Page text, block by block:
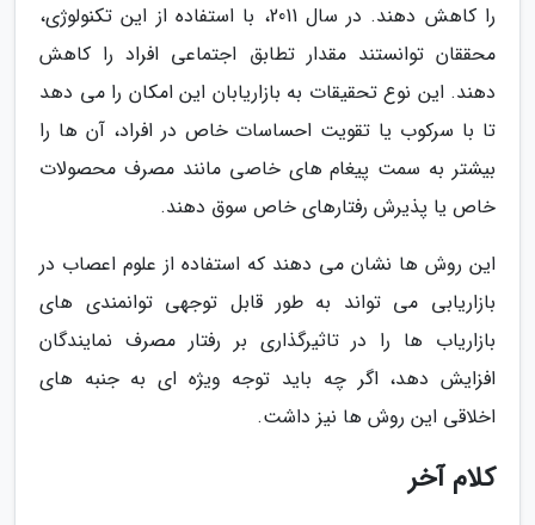
را کاهش دهند. در سال 2011، با استفاده از این تکنولوژی،
محققان توانستند مقدار تطابق اجتماعی افراد را کاهش
دهند. این نوع تحقیقات به بازاریابان این امکان را می دهد
تا با سرکوب یا تقویت احساسات خاص در افراد، آن ها را
بیشتر به سمت پیغام های خاصی مانند مصرف محصولات
خاص یا پذیرش رفتارهای خاص سوق دهند.
این روش ها نشان می دهند که استفاده از علوم اعصاب در
بازاریابی می تواند به طور قابل توجهی توانمندی های
بازاریاب ها را در تاثیرگذاری بر رفتار مصرف نمایندگان
افزایش دهد، اگر چه باید توجه ویژه ای به جنبه های
اخلاقی این روش ها نیز داشت.
کلام آخر